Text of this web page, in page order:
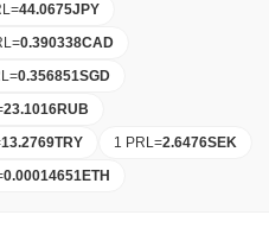
=44.0675JPY
=0.390338CAD
=0.356851SGD
23.1016RUB
13.2769TRY 1 PRL=2.6476SEK
0.00014651ETH